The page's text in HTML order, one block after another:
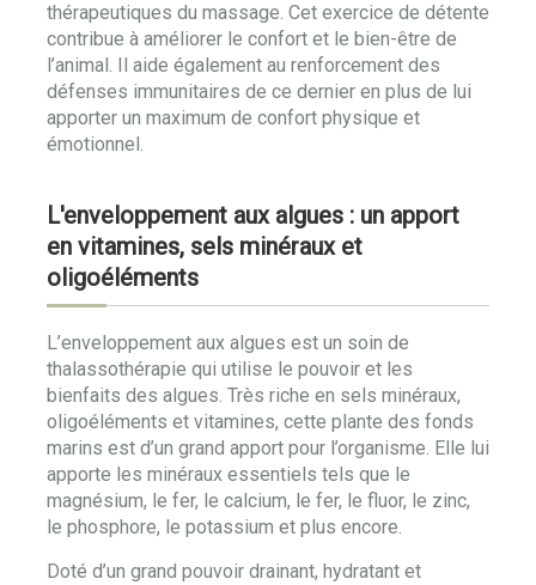
thérapeutiques du massage. Cet exercice de détente
contribue à améliorer le confort et le bien-être de
l’animal. Il aide également au renforcement des
défenses immunitaires de ce dernier en plus de lui
apporter un maximum de confort physique et
émotionnel.
L'enveloppement aux algues : un apport
en vitamines, sels minéraux et
oligoéléments
L’enveloppement aux algues est un soin de
thalassothérapie qui utilise le pouvoir et les
bienfaits des algues. Très riche en sels minéraux,
oligoéléments et vitamines, cette plante des fonds
marins est d’un grand apport pour l’organisme. Elle lui
apporte les minéraux essentiels tels que le
magnésium, le fer, le calcium, le fer, le fluor, le zinc,
le phosphore, le potassium et plus encore.
Doté d’un grand pouvoir drainant, hydratant et